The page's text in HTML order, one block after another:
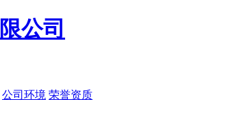
公司环境 荣誉资质